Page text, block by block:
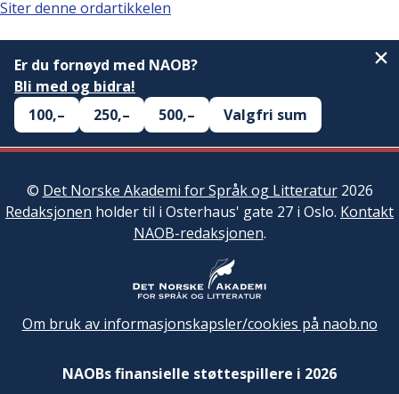
Siter denne ordartikkelen
Er du fornøyd med NAOB?
Bli med og bidra!
100,–
250,– 500,– Valgfri sum
© Det Norske Akademi for Språk og Litteratur2026
Redaksjonen holder til i Osterhaus' gate 27 i Oslo. Kontakt
NAOB-redaksjonen.
Om bruk av informasjonskapsler/cookies på naob.no
NAOBs finansielle støttespillere i 2026